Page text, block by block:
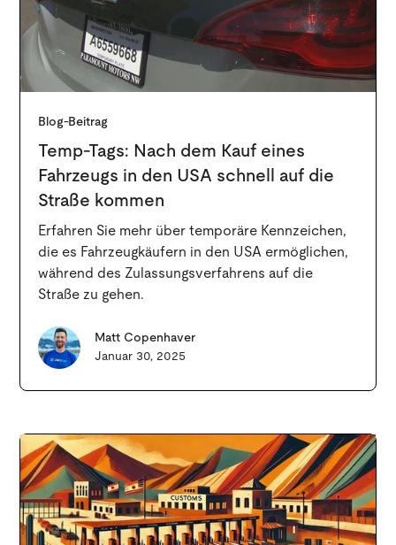
Blog-Beitrag
Temp-Tags: Nach dem Kauf eines
Fahrzeugs in den USA schnell auf die
Straße kommen
Erfahren Sie mehr über temporäre Kennzeichen,
die es Fahrzeugkäufern in den USA ermöglichen,
während des Zulassungsverfahrens auf die
Straße zu gehen.
Matt Copenhaver
Januar 30, 2025